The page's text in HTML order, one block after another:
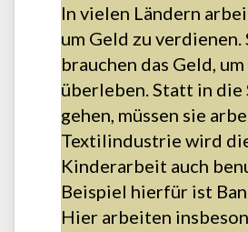
In vielen Ländern
um Geld zu verdienen.
brauchen das Geld, um
überleben. Statt in die
gehen, müssen sie
Textilindustrie wird
Kinderarbeit auch
Beispiel hierfür ist
Hier arbeiten